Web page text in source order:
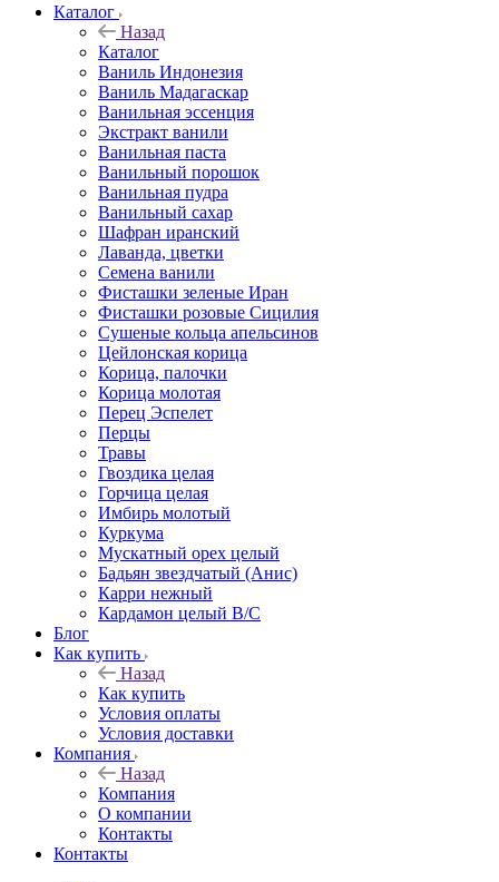
Каталог
Назад
Каталог
Ваниль Индонезия
Ваниль Мадагаскар
Ванильная эссенция
Экстракт ванили
Ванильная паста
Ванильный порошок
Ванильная пудра
Ванильный сахар
Шафран иранский
Лаванда, цветки
Семена ванили
Фисташки зеленые Иран
Фисташки розовые Сицилия
Сушеные кольца апельсинов
Цейлонская корица
Корица, палочки
Корица молотая
Перец Эспелет
Перцы
Травы
Гвоздика целая
Горчица целая
Имбирь молотый
Куркума
Мускатный орех целый
Бадьян звездчатый (Анис)
Карри нежный
Кардамон целый В/С
Блог
Как купить
Назад
Как купить
Условия оплаты
Условия доставки
Компания
Назад
Компания
О компании
Контакты
Контакты